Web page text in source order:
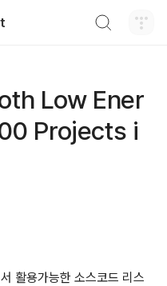
Low Ener
Projects i
활용가능한 소스코드 리스